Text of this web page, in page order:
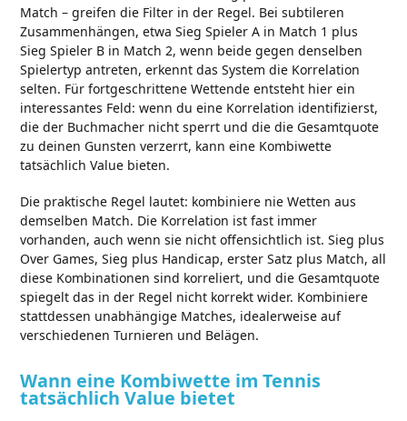
Match – greifen die Filter in der Regel. Bei subtileren
Zusammenhängen, etwa Sieg Spieler A in Match 1 plus
Sieg Spieler B in Match 2, wenn beide gegen denselben
Spielertyp antreten, erkennt das System die Korrelation
selten. Für fortgeschrittene Wettende entsteht hier ein
interessantes Feld: wenn du eine Korrelation identifizierst,
die der Buchmacher nicht sperrt und die die Gesamtquote
zu deinen Gunsten verzerrt, kann eine Kombiwette
tatsächlich Value bieten.
Die praktische Regel lautet: kombiniere nie Wetten aus
demselben Match. Die Korrelation ist fast immer
vorhanden, auch wenn sie nicht offensichtlich ist. Sieg plus
Over Games, Sieg plus Handicap, erster Satz plus Match, all
diese Kombinationen sind korreliert, und die Gesamtquote
spiegelt das in der Regel nicht korrekt wider. Kombiniere
stattdessen unabhängige Matches, idealerweise auf
verschiedenen Turnieren und Belägen.
Wann eine Kombiwette im Tennis
tatsächlich Value bietet